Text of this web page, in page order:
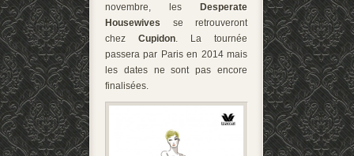
novembre, les Desperate
Housewives se retrouveront
chez Cupidon. La tournée
passera par Paris en 2014 mais
les dates ne sont pas encore
finalisées.